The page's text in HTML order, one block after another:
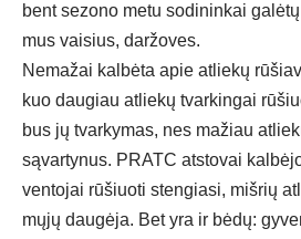
bent se­zo­no me­tu so­di­nin­kai
mus vai­sius, dar­žo­ves.
Ne­ma­žai kal­bė­ta apie at­lie­kų
kuo dau­giau at­lie­kų tvar­kin­gai
bus jų tvar­ky­mas, nes ma­žiau
są­var­ty­nus. PRATC at­sto­vai
ven­to­jai rū­šiuo­ti sten­gia­si, miš­rių
mų­jų dau­gė­ja. Bet yra ir bė­dų: